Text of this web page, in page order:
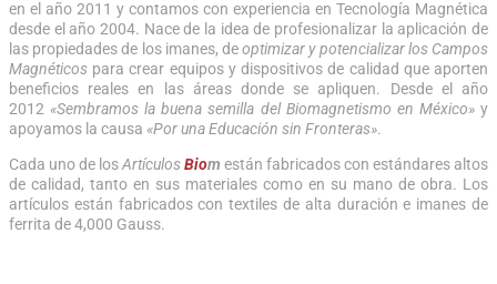
en el año 2011 y contamos con experiencia en Tecnología Magnética
desde el año 2004. Nace de la idea de profesionalizar la aplicación de
las propiedades de los imanes, deoptimizar y potencializar los Campos
Magnéticos para crear equipos y dispositivos de calidad que aporten
beneficios reales en las áreas donde se apliquen. Desde el año
2012«Sembramos la buena semilla del Biomagnetismo en México»y
apoyamos la causa «Por una Educación sin Fronteras».
Cada uno de losArtículosBiom están fabricados con estándares altos
de calidad, tanto en sus materiales como en su mano de obra. Los
artículos están fabricados con textiles de alta duración e imanes de
ferrita de 4,000 Gauss.